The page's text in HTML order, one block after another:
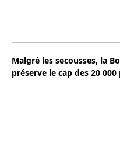
Malgré les secousses, la
préserve le cap des 20